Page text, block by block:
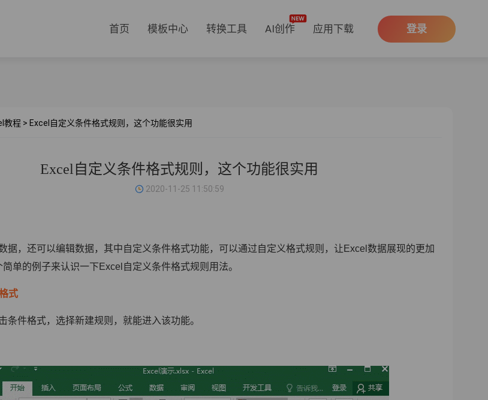
首页 模板中心 转换工具 AI创作 应用下载 登录
教程 > Excel自定义条件格式规则，这个功能很实用
Excel自定义条件格式规则，这个功能很实用
2020-11-25 11:50:59
据，还可以编辑数据，其中自定义条件格式功能，可以通过自定义格式规则，让Excel数据展现的更加
单的例子来认识一下Excel自定义条件格式规则用法。
式
条件格式，选择新建规则，就能进入该功能。